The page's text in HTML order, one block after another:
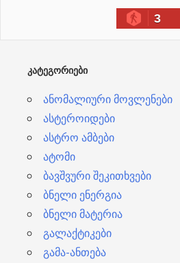
3
ᲙᲐᲢᲔᲒᲝᲠᲘᲔᲑᲘ
ანომალიური მოვლენები
ასტეროიდები
ასტრო ამბები
ატომი
ბავშვური შეკითხვები
ბნელი ენერგია
ბნელი მატერია
გალაქტიკები
გამა-ანთება